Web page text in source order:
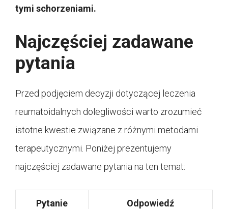
tymi schorzeniami.
Najczęściej zadawane
pytania
Przed podjęciem decyzji dotyczącej leczenia
reumatoidalnych dolegliwości warto zrozumieć
istotne kwestie związane z różnymi metodami
terapeutycznymi. Poniżej prezentujemy
najczęściej zadawane pytania na ten temat:
Pytanie Odpowiedź